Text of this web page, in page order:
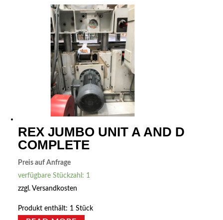
REX JUMBO UNIT A AND D
COMPLETE
Preis auf Anfrage
verfügbare Stückzahl: 1
zzgl.Versandkosten
Produkt enthält: 1Stück